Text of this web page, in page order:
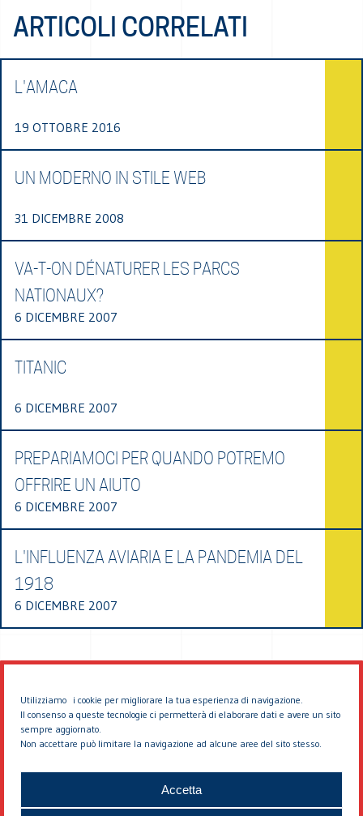
Utilizziamo i cookie per migliorare la tua esperienza di navigazione.
Il consenso a queste tecnologie ci permetterà di elaborare dati e avere un sito
sempre aggiornato.
Non accettare può limitare la navigazione ad alcune aree del sito stesso.
Accetta
ARTICOLI CORRELATI
L'AMACA
19 OTTOBRE 2016
UN MODERNO IN STILE WEB
31 DICEMBRE 2008
VA-T-ON DÉNATURER LES PARCS
NATIONAUX?
6 DICEMBRE 2007
TITANIC
6 DICEMBRE 2007
PREPARIAMOCI PER QUANDO POTREMO
OFFRIRE UN AIUTO
6 DICEMBRE 2007
L'INFLUENZA AVIARIA E LA PANDEMIA DEL
1918
6 DICEMBRE 2007
© 2026 EDDYBURG